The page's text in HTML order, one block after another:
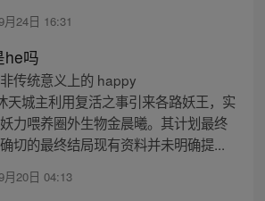
月24日 16:31
he吗
传统意义上的 happy
天城主利用复活之事引来各路妖王，实
力喂养圈外生物金晨曦。其计划最终
切的最终结局现有资料并未明确提...
月20日 04:13